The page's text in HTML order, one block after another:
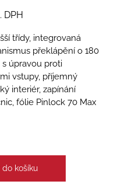
DPH
třídy, integrovaná
překlápění o 180
úpravou proti
vstupy, příjemný
interiér, zapínání
fólie Pinlock 70 Max
do košíku